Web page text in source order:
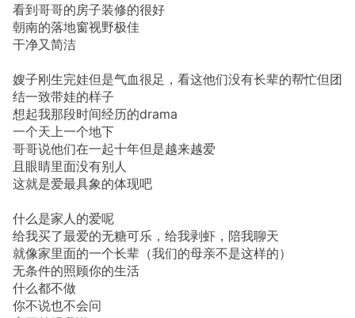
看到哥哥的房子装修的很好
朝南的落地窗视野极佳
干净又简洁
嫂子刚生完娃但是气血很足，看这他们没有长辈的帮忙但团
结一致带娃的样子
想起我那段时间经历的drama
一个天上一个地下
哥哥说他们在一起十年但是越来越爱
且眼睛里面没有别人
这就是爱最具象的体现吧
什么是家人的爱呢
给我买了最爱的无糖可乐，给我剥虾，陪我聊天
就像家里面的一个长辈（我们的母亲不是这样的）
无条件的照顾你的生活
什么都不做
你不说也不会问